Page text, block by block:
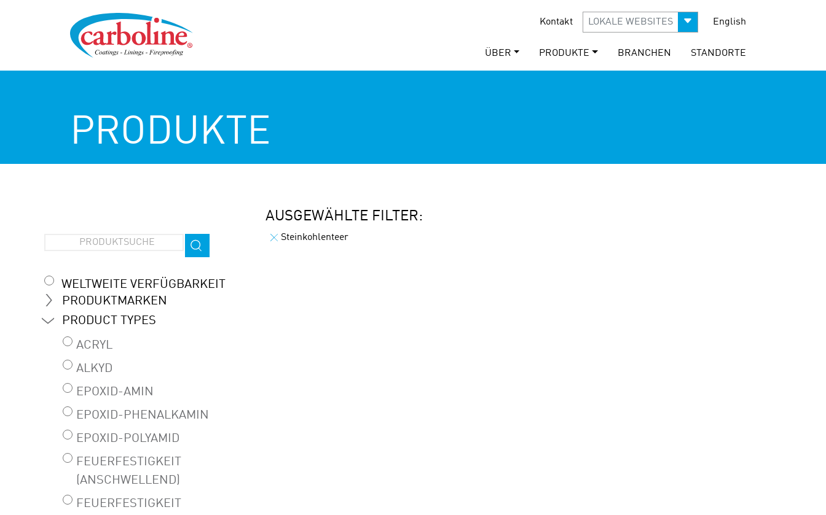
Kontakt LOKALE WEBSITES English
ÜBER PRODUKTE BRANCHEN STANDORTE
PRODUKTE
WELTWEITE VERFÜGBARKEIT
PRODUKTMARKEN
PRODUCT TYPES
ACRYL
ALKYD
EPOXID-AMIN
EPOXID-PHENALKAMIN
EPOXID-POLYAMID
FEUERFESTIGKEIT
(ANSCHWELLEND)
FEUERFESTIGKEIT
AUSGEWÄHLTE FILTER:
Steinkohlenteer